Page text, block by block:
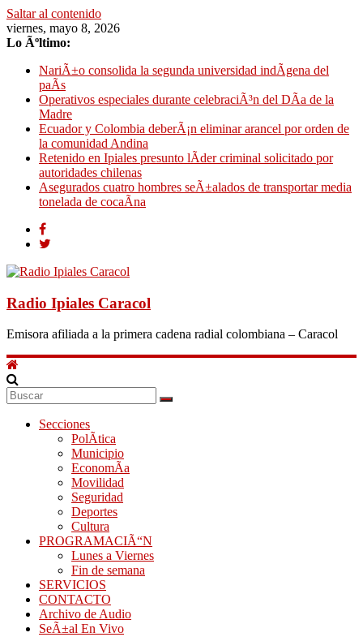
Saltar al contenido
viernes, mayo 8, 2026
Lo Ãºltimo:
NariÃ±o consolida la segunda universidad indÃ­gena del
paÃ­s
Operativos especiales durante celebraciÃ³n del DÃ­a de la
Madre
Ecuador y Colombia deberÃ¡n eliminar arancel por orden de
la comunidad Andina
Retenido en Ipiales presunto lÃ­der criminal solicitado por
autoridades chilenas
Asegurados cuatro hombres seÃ±alados de transportar media
tonelada de cocaÃ­na
Radio Ipiales Caracol
Emisora afiliada a la primera cadena radial colombiana – Caracol
Secciones
PolÃ­tica
Municipio
EconomÃ­a
Movilidad
Seguridad
Deportes
Cultura
PROGRAMACIÃ“N
Lunes a Viernes
Fin de semana
SERVICIOS
CONTACTO
Archivo de Audio
SeÃ±al En Vivo